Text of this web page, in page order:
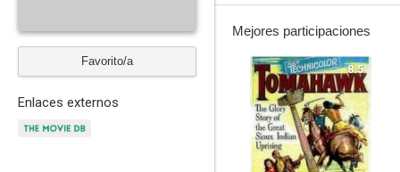
Favorito/a
Enlaces externos
Mejores participaciones
8.5